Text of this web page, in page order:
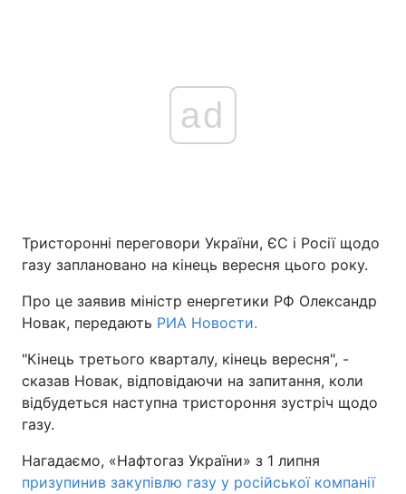
ad
Тристоронні переговори України, ЄС і Росії щодо
газу заплановано на кінець вересня цього року.
Про це заявив міністр енергетики РФ Олександр
Новак, передають РИА Новости.
"Кінець третього кварталу, кінець вересня", -
сказав Новак, відповідаючи на запитання, коли
відбудеться наступна тристороння зустріч щодо
газу.
Нагадаємо, «Нафтогаз України» з 1 липня
призупинив закупівлю газу у російської компанії